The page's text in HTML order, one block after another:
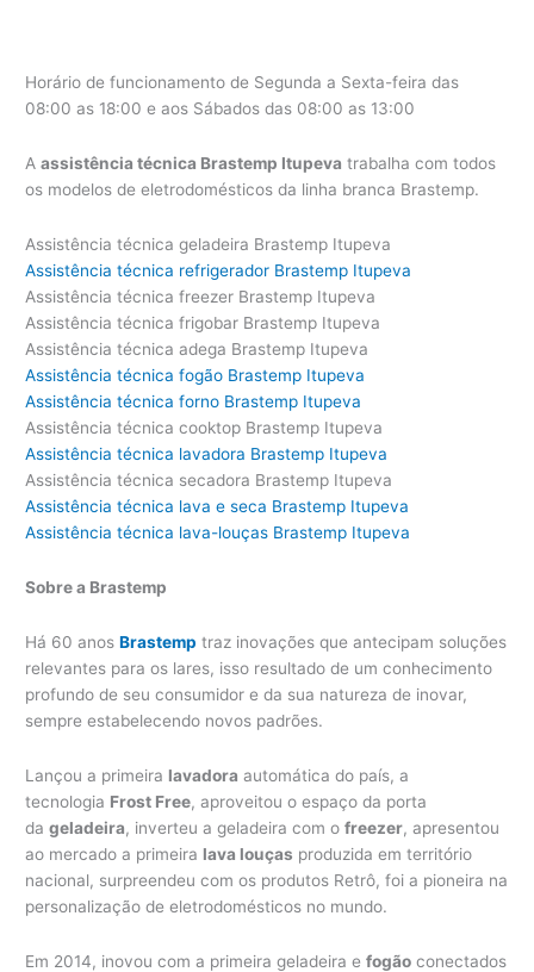
Horário de funcionamento de Segunda a Sexta-feira das
08:00 as 18:00 e aos Sábados das 08:00 as 13:00
Aassistência técnica Brastemp Itupeva trabalha com todos
os modelos de eletrodomésticos da linha branca Brastemp.
Assistência técnica geladeira Brastemp Itupeva
Assistência técnica refrigerador Brastemp Itupeva
Assistência técnica freezer Brastemp Itupeva
Assistência técnica frigobar Brastemp Itupeva
Assistência técnica adega Brastemp Itupeva
Assistência técnica fogão Brastemp Itupeva
Assistência técnica forno Brastemp Itupeva
Assistência técnica cooktop Brastemp Itupeva
Assistência técnica lavadora Brastemp Itupeva
Assistência técnica secadora Brastemp Itupeva
Assistência técnica lava e seca Brastemp Itupeva
Assistência técnica lava-louças Brastemp Itupeva
Sobre a Brastemp
Há 60 anosBrastemp traz inovações que antecipam soluções
relevantes para os lares, isso resultado de um conhecimento
profundo de seu consumidor e da sua natureza de inovar,
sempre estabelecendo novos padrões.
Lançou a primeira lavadora automática do país, a
tecnologia Frost Free, aproveitou o espaço da porta
dageladeira, inverteu a geladeira com ofreezer, apresentou
ao mercado a primeira lava louças produzida em território
nacional, surpreendeu com os produtos Retrô, foi a pioneira na
personalização de eletrodomésticos no mundo.
Em 2014, inovou com a primeira geladeira efogão conectados